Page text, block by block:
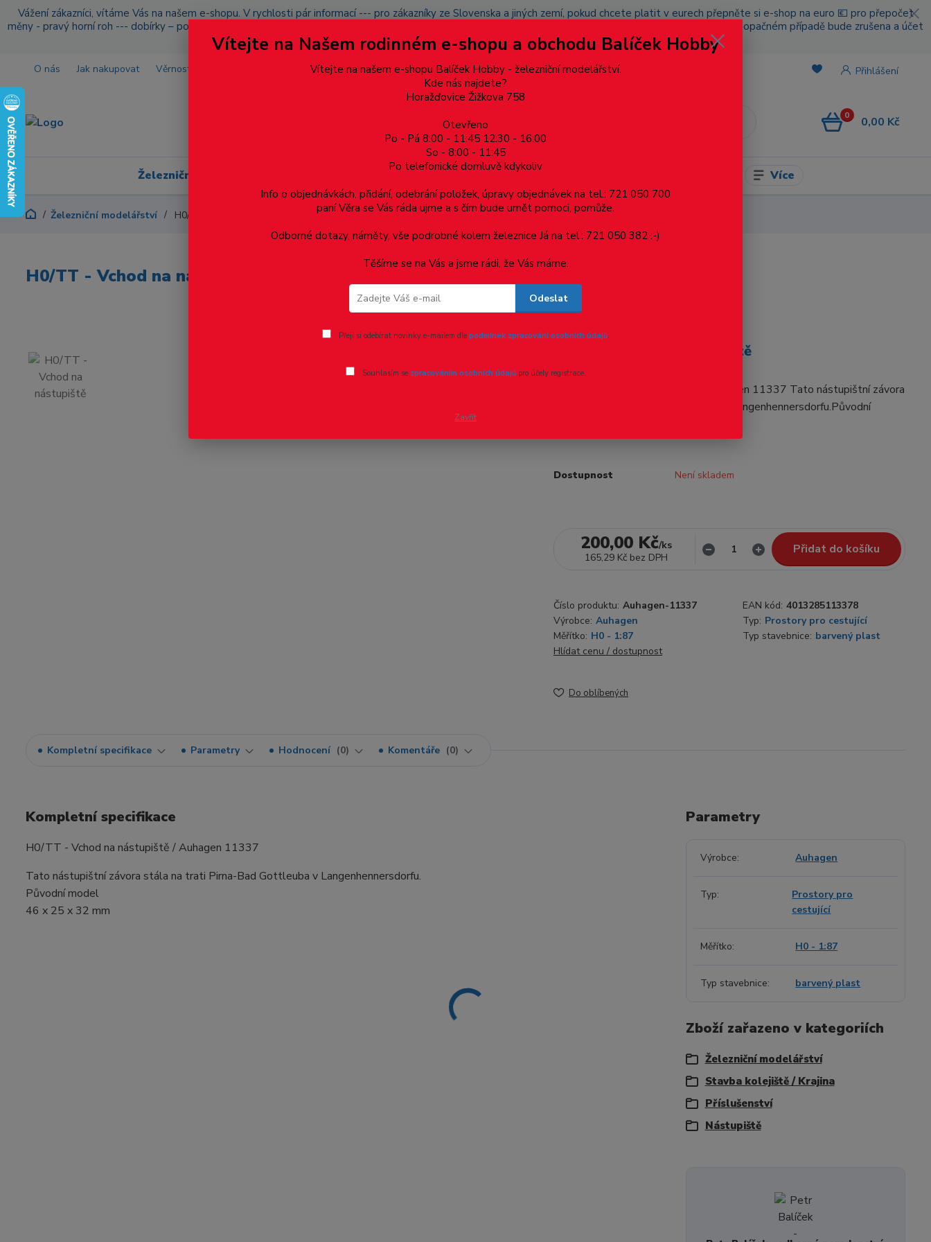
Vážení zákazníci, vítáme Vás na našem e-shopu. V rychlosti pár informací --- pro zákazníky ze Slovenska a jiných zemí, pokud chcete platit v eurech přepněte si e-shop na euro 💶 pro přepočet
měny - pravý horní roh --- dobírky – pokud si z nějakého důvodu zásilku nevyzvednete, bude po domluvě zaslána znovu s opětovnou platbou za poštovné, v opačném případě bude zrušena a účet
přidán na blacklist a rušeny následující objednávky.
O nás Jak nakupovat Věrnostní program Doprava a platba Více Přihlášení
0 0,00 Kč
Železniční modelářství Dárkové poukazy, upomínkové předměty Více
Železniční modelářství H0/TT - Vchod na nástupiště
H0/TT - Vchod na nástupiště
Ohodnotit produkt
H0/TT - Vchod na nástupiště
H0/TT - Vchod na nástupiště / Auhagen 11337 Tato nástupištní závora
stála na trati Pirna-Bad Gottleuba v Langenhennersdorfu.Původní
Dostupnost Není skladem
200,00 Kč/ks
165,29 Kč bez DPH
Přidat do košíku
Číslo produktu: Auhagen-11337 EAN kód: 4013285113378
Výrobce: Auhagen Typ: Prostory pro cestující
Měřítko: H0 - 1:87 Typ stavebnice: barvený plast
Hlídat cenu / dostupnost
Do oblíbených
Kompletní specifikace Parametry Hodnocení 0 Komentáře 0
Kompletní specifikace
H0/TT - Vchod na nástupiště / Auhagen 11337
Tato nástupištní závora stála na trati Pirna-Bad Gottleuba v Langenhennersdorfu.
Původní model
46 x 25 x 32 mm
Parametry
Výrobce Auhagen
Typ
Prostory pro
cestující
Měřítko H0 - 1:87
Typ stavebnice barvený plast
Zboží zařazeno v kategoriích
Železniční modelářství
Stavba kolejiště / Krajina
Příslušenství
Nástupiště
Vítejte na Našem rodinném e-shopu a obchodu Balíček Hobby
Vítejte na našem e-shopu Balíček Hobby - železniční modelářství.
Kde nás najdete?
Horažďovice Žižkova 758
Otevřeno
Po - Pá 8:00 - 11:45 12:30 - 16:00
So - 8:00 - 11:45
Po telefonické domluvě kdykoliv
Info o objednávkách, přidání, odebrání položek, úpravy objednávek na tel.: 721 050 700
paní Věra se Vás ráda ujme a s čím bude umět pomoci, pomůže.
Odborné dotazy, náměty, vše podrobné kolem železnice Já na tel.: 721 050 382 :-)
Těšíme se na Vás a jsme rádi, že Vás máme.
Odeslat
Přeji si odebírat novinky e-mailem dle podmínek zpracování osobních údajů.
Souhlasím se zpracováním osobních údajůpro účely registrace.
Zavřít